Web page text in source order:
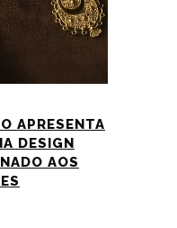
APRESENTA
DESIGN
AOS